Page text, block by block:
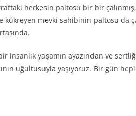
herkesin paltosu bir bir
kükreyen mevki sahibinin paltosu da
insanlık yaşamın ayazından ve
uğultusuyla yaşıyoruz. Bir gün